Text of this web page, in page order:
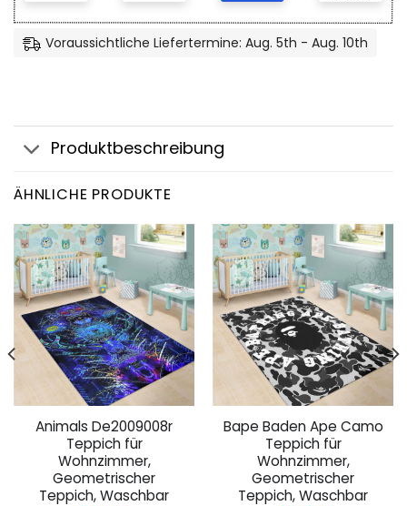
Voraussichtliche Liefertermine: Aug. 5th - Aug. 10th
Produktbeschreibung
ÄHNLICHE PRODUKTE
Animals De2009008r
Teppich für
Wohnzimmer,
Geometrischer
Teppich, Waschbar
Bape Baden Ape Camo
Teppich für
Wohnzimmer,
Geometrischer
Teppich, Waschbar